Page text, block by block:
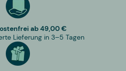
ab 49,00 €
Lieferung in 3–5 Tagen